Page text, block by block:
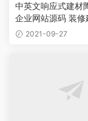
中英文响应式建材
企业网站源码 装修
双语网站织梦模板
2021-09-27